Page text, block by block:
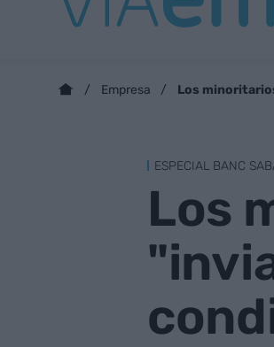
Empresa Los
ESPECIAL BANC
Los